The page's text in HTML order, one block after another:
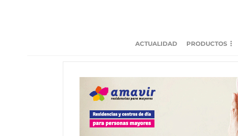
ACTUALIDAD PRODUCTOS